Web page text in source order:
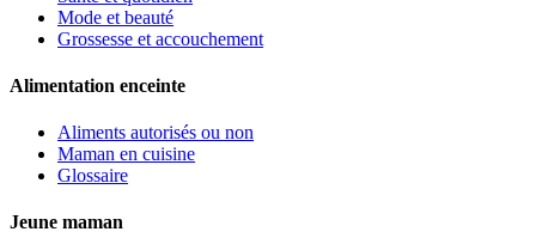
Mode et beauté
Grossesse et accouchement
Alimentation enceinte
Aliments autorisés ou non
Maman en cuisine
Glossaire
Jeune maman